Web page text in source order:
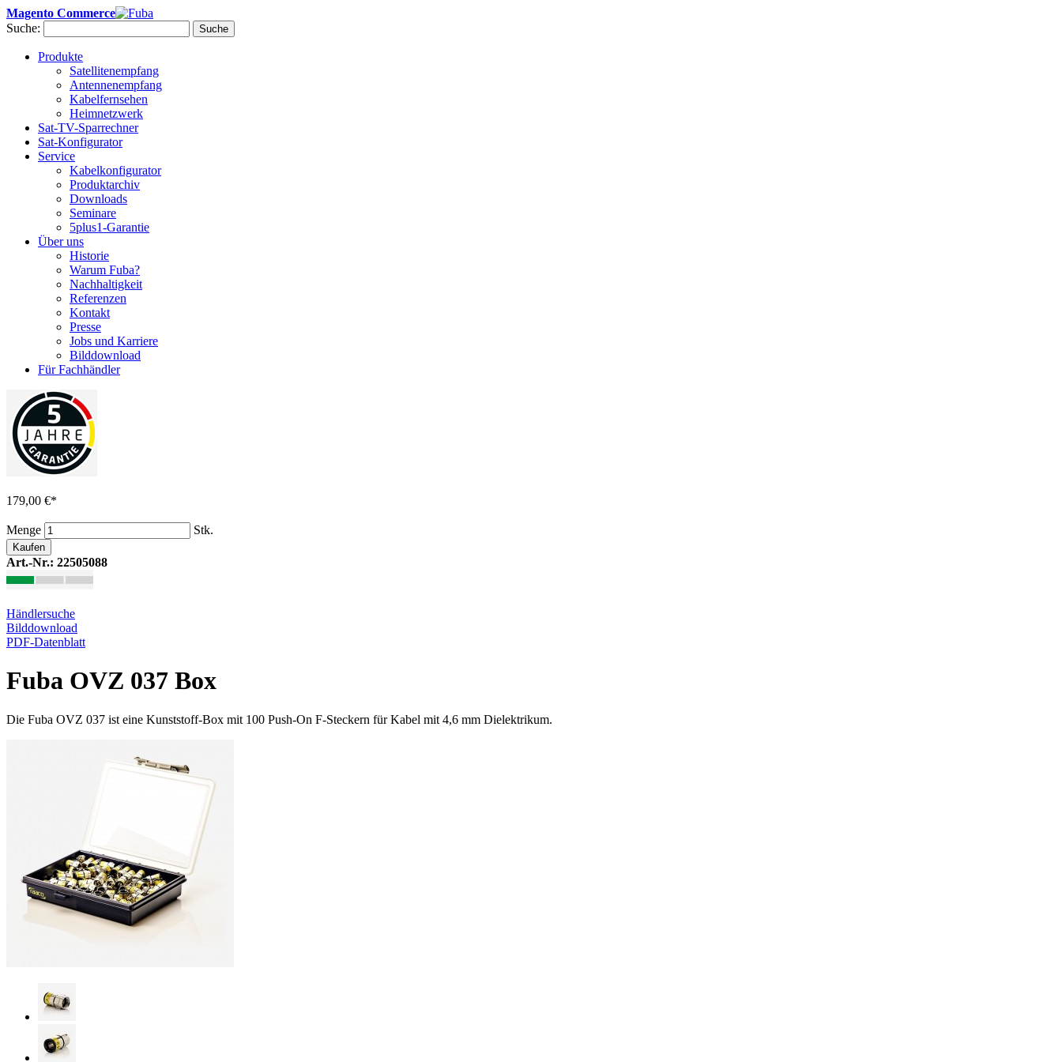
Magento Commerce
Suche:
Suche
Produkte
Satellitenempfang
Antennenempfang
Kabelfernsehen
Heimnetzwerk
Sat-TV-Sparrechner
Sat-Konfigurator
Service
Kabelkonfigurator
Produktarchiv
Downloads
Seminare
5plus1-Garantie
Über uns
Historie
Warum Fuba?
Nachhaltigkeit
Referenzen
Kontakt
Presse
Jobs und Karriere
Bilddownload
Für Fachhändler
179,00 €*
Menge Stk.
Kaufen
Art.-Nr.: 22505088
Händlersuche
Bilddownload
PDF-Datenblatt
Fuba OVZ 037 Box
Die Fuba OVZ 037 ist eine Kunststoff-Box mit 100 Push-On F-Steckern für Kabel mit 4,6 mm Dielektrikum.